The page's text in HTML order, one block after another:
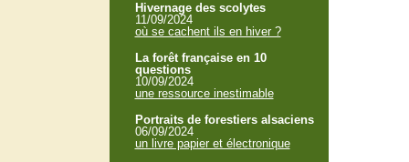
Hivernage des scolytes
11/09/2024
où se cachent ils en hiver ?
La forêt française en 10
questions
10/09/2024
une ressource inestimable
Portraits de forestiers alsaciens
06/09/2024
un livre papier et électronique